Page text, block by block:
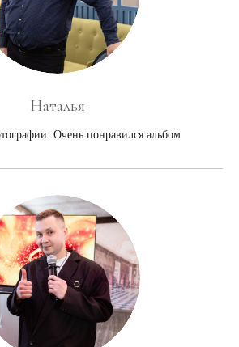
Наталья
Очень понравился альбом